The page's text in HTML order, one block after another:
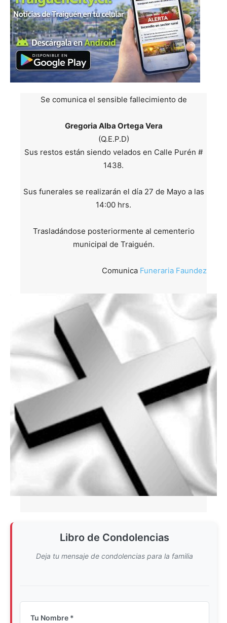
Se comunica el sensible fallecimiento de
Gregoria Alba Ortega Vera
(Q.E.P.D)
Sus restos están siendo velados en Calle Purén #
1438.
Sus funerales se realizarán el día 27 de Mayo a las
14:00 hrs.
Trasladándose posteriormente al cementerio
municipal de Traiguén.
Comunica Funeraria Faundez
Libro de Condolencias
Deja tu mensaje de condolencias para la familia
Tu Nombre *